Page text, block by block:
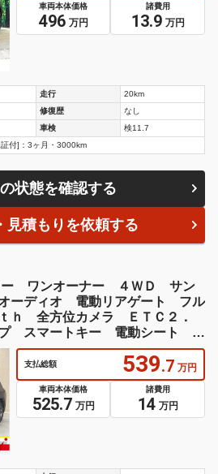
車両本体価格
496 万円
諸費用
13.9 万円
走行
20km
修復歴
なし
車検
検11.7
付]：3ヶ月・3000km
状態を確認する
見積もりを依頼する
ー ワンオーナー ４ＷＤ サン
ーディオ 電動リアゲート フル
ｈ 全方位カメラ ＥＴＣ２．
スマートキー 電動シート 記
支払総額 539.7 万円
車両本体価格
525.7 万円
諸費用
14 万円